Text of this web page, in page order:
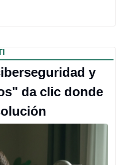
y
da clic donde